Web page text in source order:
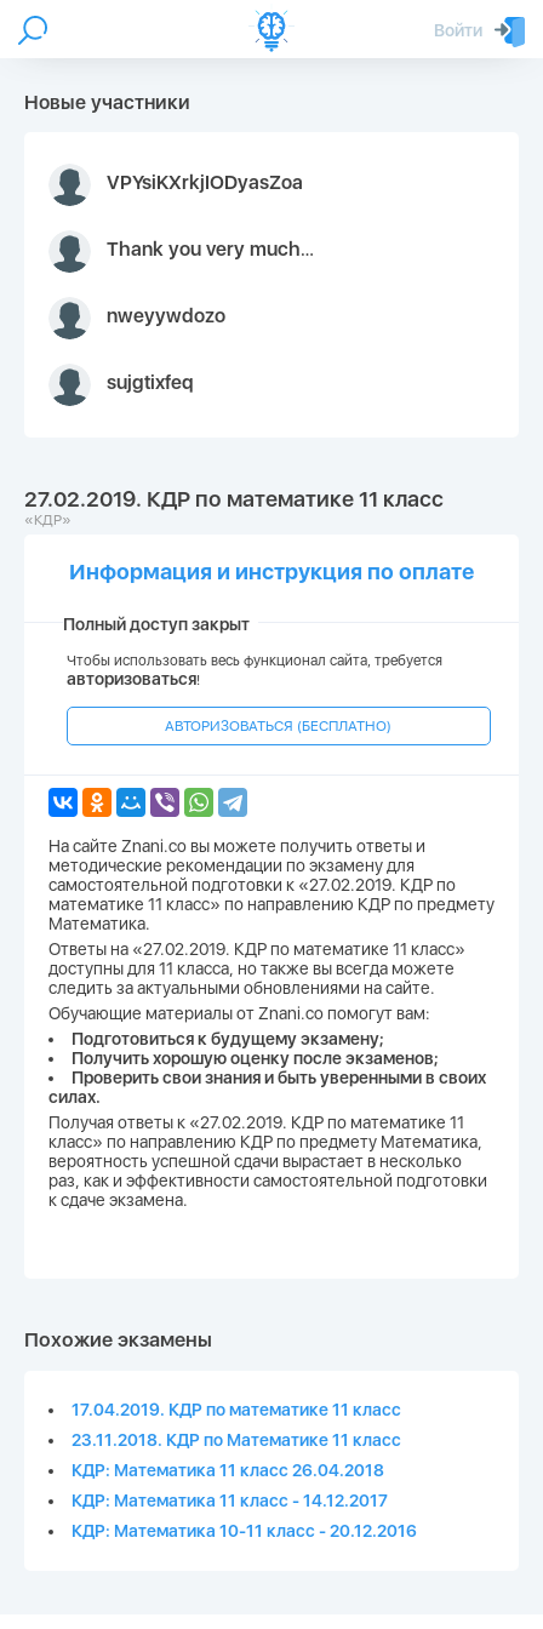
Войти
Новые участники
VPYsiKXrkjIODyasZoa
Thank you very much for your inquiry We appreciate you 9126052 https://youtube.com faceapple !
nweyywdozo
sujgtixfeq
27.02.2019. КДР по математике 11 класс
«КДР»
Информация и инструкция по оплате
Полный доступ закрыт
Чтобы использовать весь функционал сайта, требуется
авторизоваться!
АВТОРИЗОВАТЬСЯ (БЕСПЛАТНО)
На сайте Znani.co вы можете получить ответы и
методические рекомендации по экзамену для
самостоятельной подготовки к «27.02.2019. КДР по
математике 11 класс» по направлению КДР по предмету
Математика.
Ответы на «27.02.2019. КДР по математике 11 класс»
доступны для 11 класса, но также вы всегда можете
следить за актуальными обновлениями на сайте.
Обучающие материалы от Znani.co помогут вам:
Подготовиться к будущему экзамену;
Получить хорошую оценку после экзаменов;
Проверить свои знания и быть уверенными в своих
силах.
Получая ответы к «27.02.2019. КДР по математике 11
класс» по направлению КДР по предмету Математика,
вероятность успешной сдачи вырастает в несколько
раз, как и эффективности самостоятельной подготовки
к сдаче экзамена.
Похожие экзамены
17.04.2019. КДР по математике 11 класс
23.11.2018. КДР по Математике 11 класс
КДР: Математика 11 класс 26.04.2018
КДР: Математика 11 класс - 14.12.2017
КДР: Математика 10-11 класс - 20.12.2016